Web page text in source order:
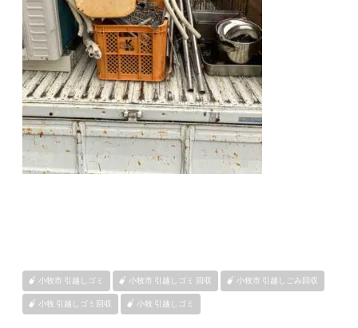
小牧市 引越しゴミ 小牧市 引越しゴミ 回収 小牧市 引越しごみ回収
小牧 引越しゴミ回収 小牧 引越しゴミ